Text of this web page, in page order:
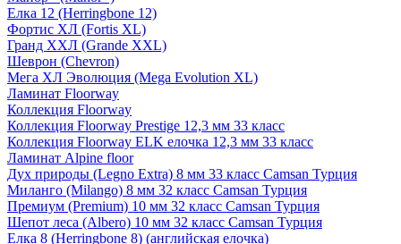
Елка 12 (Herringbone 12)
Фортис ХЛ (Fortis XL)
Гранд ХХЛ (Grande XXL)
Шеврон (Chevron)
Мега ХЛ Эволюция (Mega Evolution XL)
Ламинат Floorway
Коллекция Floorway
Коллекция Floorway Prestige 12,3 мм 33 класс
Коллекция Floorway ELK елочка 12,3 мм 33 класс
Ламинат Alpine floor
Дух природы (Legno Extra) 8 мм 33 класс Camsan Турция
Миланго (Milango) 8 мм 32 класс Camsan Турция
Премиум (Premium) 10 мм 32 класс Camsan Турция
Шепот леса (Albero) 10 мм 32 класс Camsan Турция
Елка 8 (Herringbone 8) (английская елочка)